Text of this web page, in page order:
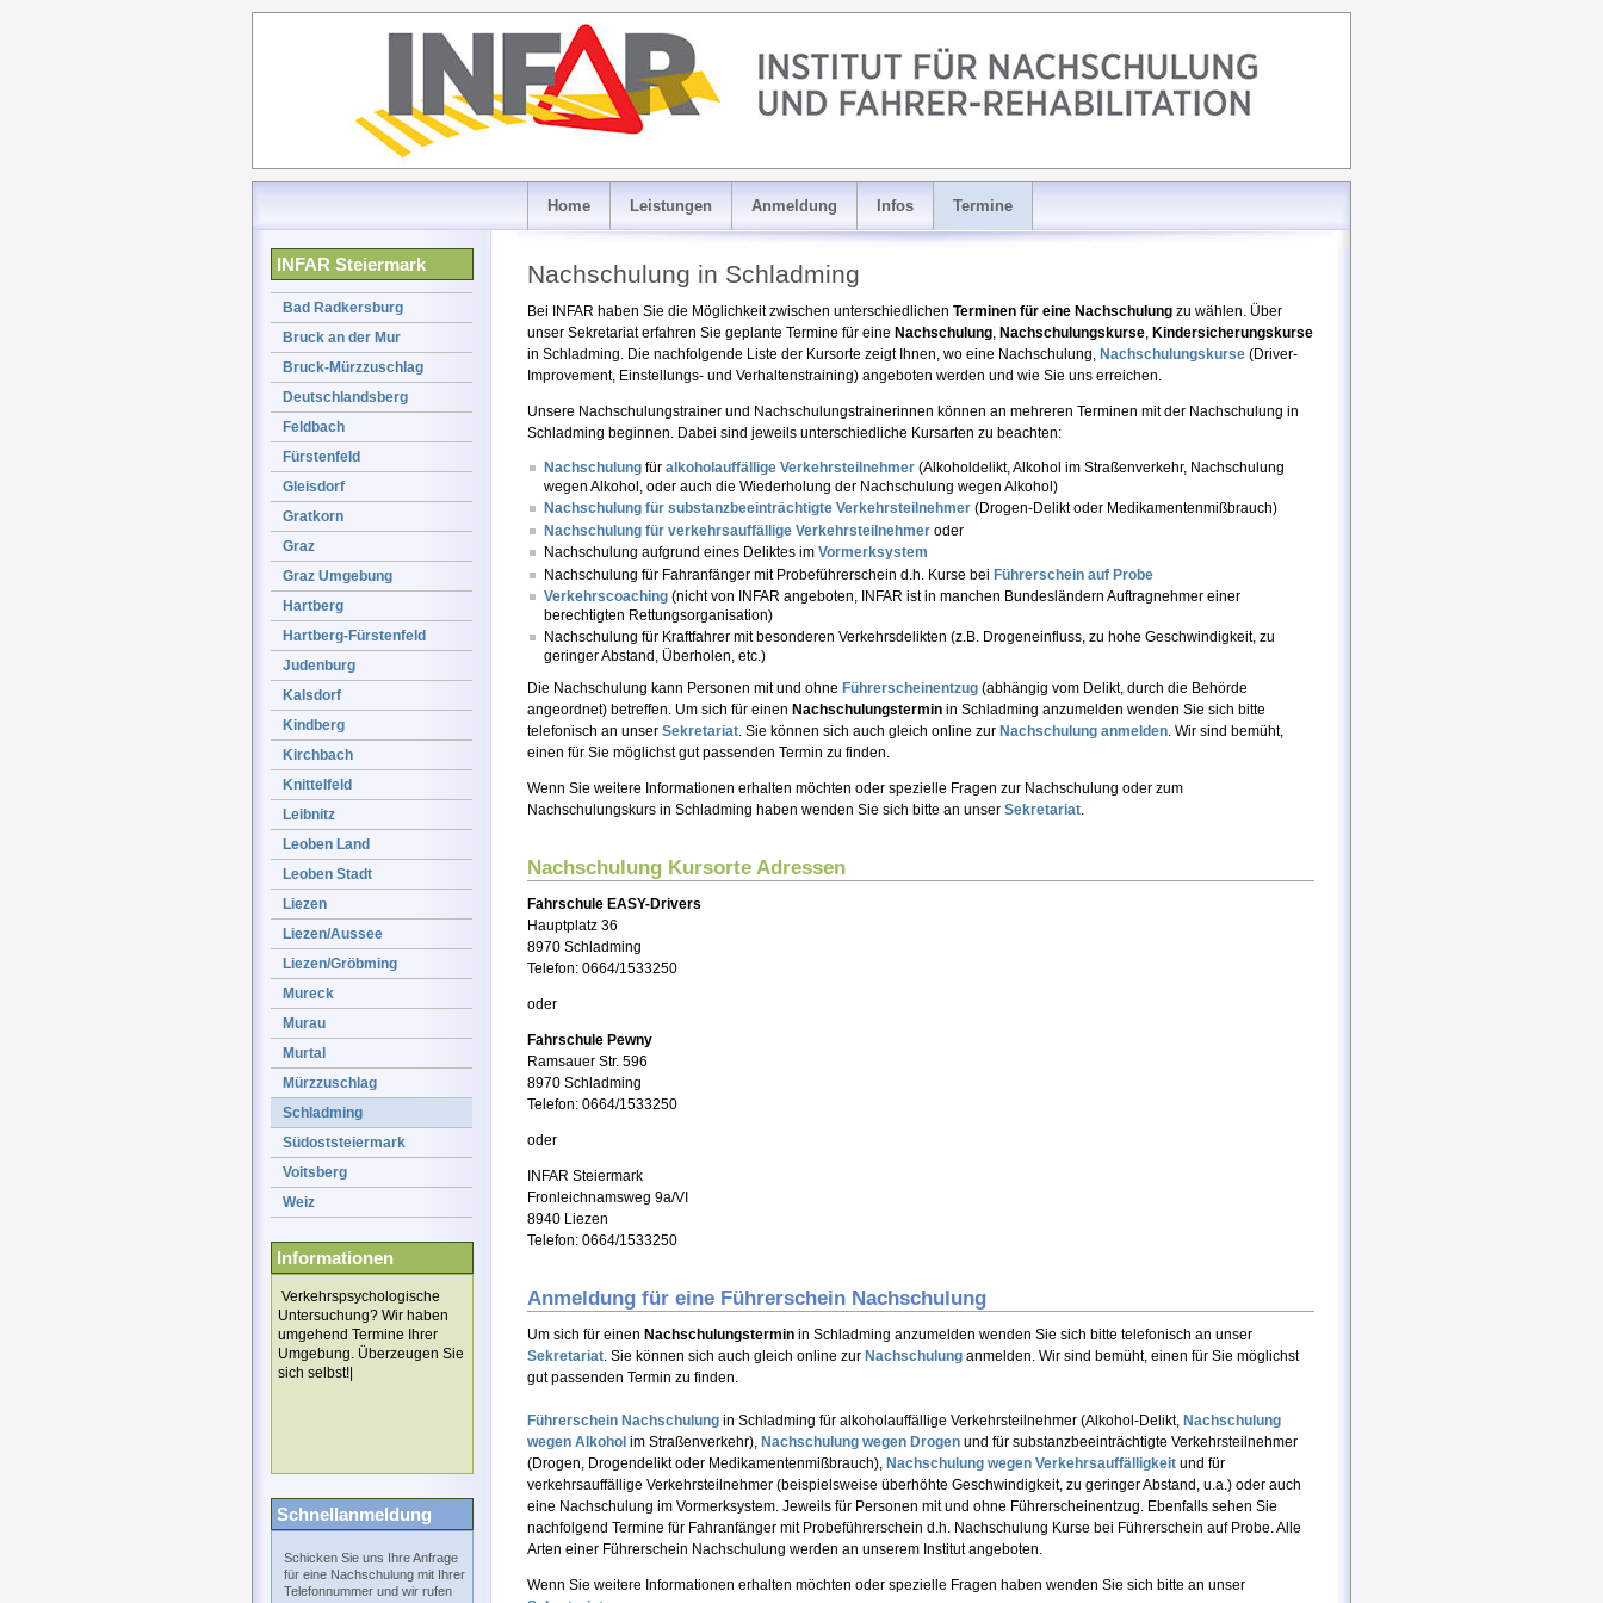
Home Leistungen Anmeldung Infos Termine
INFAR Steiermark
Bad Radkersburg
Bruck an der Mur
Bruck-Mürzzuschlag
Deutschlandsberg
Feldbach
Fürstenfeld
Gleisdorf
Gratkorn
Graz
Graz Umgebung
Hartberg
Hartberg-Fürstenfeld
Judenburg
Kalsdorf
Kindberg
Kirchbach
Knittelfeld
Leibnitz
Leoben Land
Leoben Stadt
Liezen
Liezen/Aussee
Liezen/Gröbming
Mureck
Murau
Murtal
Mürzzuschlag
Schladming
Südoststeiermark
Voitsberg
Weiz
Informationen
Verkehrspsychologische
Untersuchung? Wir haben
umgehend Termine Ihrer
Umgebung. Überzeugen Sie
sich selbst!|
Schnellanmeldung
Schicken Sie uns Ihre Anfrage
für eine Nachschulung mit Ihrer
Telefonnummer und wir rufen
Nachschulung in Schladming
Bei INFAR haben Sie die Möglichkeit zwischen unterschiedlichen Terminen für eine Nachschulung zu wählen. Über
unser Sekretariat erfahren Sie geplante Termine für eine Nachschulung, Nachschulungskurse, Kindersicherungskurse
in Schladming. Die nachfolgende Liste der Kursorte zeigt Ihnen, wo eine Nachschulung, Nachschulungskurse (Driver-
Improvement, Einstellungs- und Verhaltenstraining) angeboten werden und wie Sie uns erreichen.
Unsere Nachschulungstrainer und Nachschulungstrainerinnen können an mehreren Terminen mit der Nachschulung in
Schladming beginnen. Dabei sind jeweils unterschiedliche Kursarten zu beachten:
Nachschulung für alkoholauffällige Verkehrsteilnehmer (Alkoholdelikt, Alkohol im Straßenverkehr, Nachschulung
wegen Alkohol, oder auch die Wiederholung der Nachschulung wegen Alkohol)
Nachschulung für substanzbeeinträchtigte Verkehrsteilnehmer (Drogen-Delikt oder Medikamentenmißbrauch)
Nachschulung für verkehrsauffällige Verkehrsteilnehmer oder
Nachschulung aufgrund eines Deliktes im Vormerksystem
Nachschulung für Fahranfänger mit Probeführerschein d.h. Kurse bei Führerschein auf Probe
Verkehrscoaching (nicht von INFAR angeboten, INFAR ist in manchen Bundesländern Auftragnehmer einer
berechtigten Rettungsorganisation)
Nachschulung für Kraftfahrer mit besonderen Verkehrsdelikten (z.B. Drogeneinfluss, zu hohe Geschwindigkeit, zu
geringer Abstand, Überholen, etc.)
Die Nachschulung kann Personen mit und ohne Führerscheinentzug (abhängig vom Delikt, durch die Behörde
angeordnet) betreffen. Um sich für einen Nachschulungstermin in Schladming anzumelden wenden Sie sich bitte
telefonisch an unser Sekretariat. Sie können sich auch gleich online zur Nachschulung anmelden. Wir sind bemüht,
einen für Sie möglichst gut passenden Termin zu finden.
Wenn Sie weitere Informationen erhalten möchten oder spezielle Fragen zur Nachschulung oder zum
Nachschulungskurs in Schladming haben wenden Sie sich bitte an unser Sekretariat.
Nachschulung Kursorte Adressen
Fahrschule EASY-Drivers
Hauptplatz 36
8970 Schladming
Telefon: 0664/1533250
oder
Fahrschule Pewny
Ramsauer Str. 596
8970 Schladming
Telefon: 0664/1533250
oder
INFAR Steiermark
Fronleichnamsweg 9a/VI
8940 Liezen
Telefon: 0664/1533250
Anmeldung für eine Führerschein Nachschulung
Um sich für einen Nachschulungstermin in Schladming anzumelden wenden Sie sich bitte telefonisch an unser
Sekretariat. Sie können sich auch gleich online zur Nachschulung anmelden. Wir sind bemüht, einen für Sie möglichst
gut passenden Termin zu finden.
Führerschein Nachschulung in Schladming für alkoholauffällige Verkehrsteilnehmer (Alkohol-Delikt, Nachschulung
wegen Alkohol im Straßenverkehr), Nachschulung wegen Drogen und für substanzbeeinträchtigte Verkehrsteilnehmer
(Drogen, Drogendelikt oder Medikamentenmißbrauch), Nachschulung wegen Verkehrsauffälligkeit und für
verkehrsauffällige Verkehrsteilnehmer (beispielsweise überhöhte Geschwindigkeit, zu geringer Abstand, u.a.) oder auch
eine Nachschulung im Vormerksystem. Jeweils für Personen mit und ohne Führerscheinentzug. Ebenfalls sehen Sie
nachfolgend Termine für Fahranfänger mit Probeführerschein d.h. Nachschulung Kurse bei Führerschein auf Probe. Alle
Arten einer Führerschein Nachschulung werden an unserem Institut angeboten.
Wenn Sie weitere Informationen erhalten möchten oder spezielle Fragen haben wenden Sie sich bitte an unser